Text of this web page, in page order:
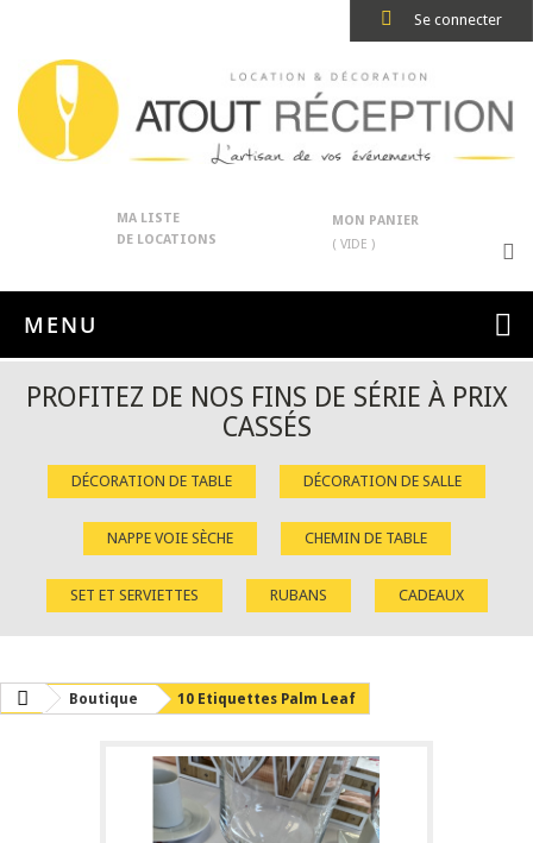
Se connecter
MA LISTE
DE LOCATIONS
MON PANIER
( VIDE )
MENU
PROFITEZ DE NOS FINS DE SÉRIE À PRIX
CASSÉS
DÉCORATION DE TABLE DÉCORATION DE SALLE
NAPPE VOIE SÈCHE CHEMIN DE TABLE
SET ET SERVIETTES RUBANS CADEAUX
Boutique 10 Etiquettes Palm Leaf